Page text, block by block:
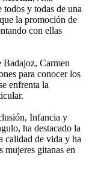
todos y todas de una
la promoción de
con ellas
Badajoz, Carmen
para conocer los
enfrenta la
Infancia y
ha destacado la
calidad de vida y ha
mujeres gitanas en